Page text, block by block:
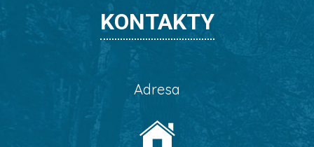
KONTAKTY
Adresa